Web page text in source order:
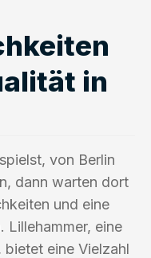
in
von Berlin
dann warten dort
und eine
Lillehammer, eine
bietet eine Vielzahl